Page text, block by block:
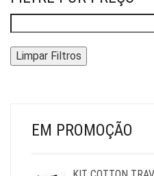
Limpar Filtros
EM PROMOÇÃO